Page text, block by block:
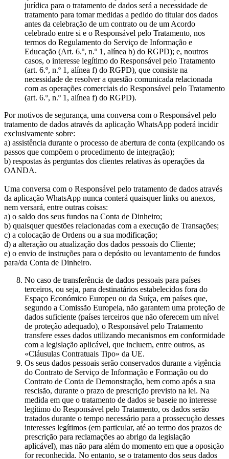
jurídica para o tratamento de dados será a necessidade de
tratamento para tomar medidas a pedido do titular dos dados
antes da celebração de um contrato ou de um Acordo
celebrado entre si e o Responsável pelo Tratamento, nos
termos do Regulamento do Serviço de Informação e
Educação (Art. 6.º, n.º 1, alínea b) do RGPD); e, noutros
casos, o interesse legítimo do Responsável pelo Tratamento
(art. 6.º, n.º 1, alínea f) do RGPD), que consiste na
necessidade de resolver a questão comunicada relacionada
com as operações comerciais do Responsável pelo Tratamento
(art. 6.º, n.º 1, alínea f) do RGPD).
Por motivos de segurança, uma conversa com o Responsável pelo
tratamento de dados através da aplicação WhatsApp poderá incidir
exclusivamente sobre:
a) assistência durante o processo de abertura de conta (explicando os
passos que compõem o procedimento de integração);
b) respostas às perguntas dos clientes relativas às operações da
OANDA.
Uma conversa com o Responsável pelo tratamento de dados através
da aplicação WhatsApp nunca conterá quaisquer links ou anexos,
nem versará, entre outras coisas:
a) o saldo dos seus fundos na Conta de Dinheiro;
b) quaisquer questões relacionadas com a execução de Transações;
c) a colocação de Ordens ou a sua modificação;
d) a alteração ou atualização dos dados pessoais do Cliente;
e) o envio de instruções para o depósito ou levantamento de fundos
para/da Conta de Dinheiro.
No caso de transferência de dados pessoais para países
terceiros, ou seja, para destinatários estabelecidos fora do
Espaço Económico Europeu ou da Suíça, em países que,
segundo a Comissão Europeia, não garantem uma proteção de
dados suficiente (países terceiros que não oferecem um nível
de proteção adequado), o Responsável pelo Tratamento
transfere esses dados utilizando mecanismos em conformidade
com a legislação aplicável, que incluem, entre outros, as
«Cláusulas Contratuais Tipo» da UE.
Os seus dados pessoais serão conservados durante a vigência
do Contrato de Serviço de Informação e Formação ou do
Contrato de Conta de Demonstração, bem como após a sua
rescisão, durante o prazo de prescrição previsto na lei. Na
medida em que o tratamento de dados se baseie no interesse
legítimo do Responsável pelo Tratamento, os dados serão
tratados durante o tempo necessário para a prossecução desses
interesses legítimos (em particular, até ao termo dos prazos de
prescrição para reclamações ao abrigo da legislação
aplicável), mas não para além do momento em que a oposição
for reconhecida. No entanto, se o tratamento dos seus dados